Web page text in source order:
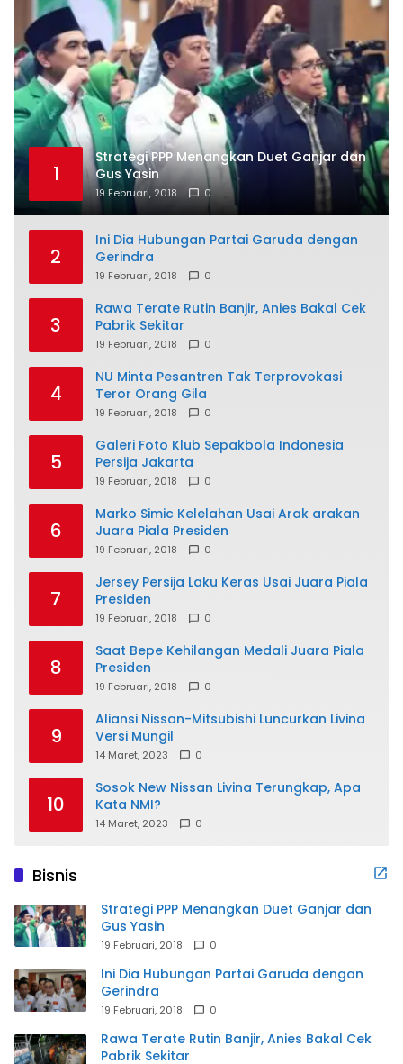
1
Strategi PPP Menangkan Duet Ganjar dan
Gus Yasin
19 Februari, 2018 0
2
Ini Dia Hubungan Partai Garuda dengan
Gerindra
19 Februari, 2018 0
3
Rawa Terate Rutin Banjir, Anies Bakal Cek
Pabrik Sekitar
19 Februari, 2018 0
4
NU Minta Pesantren Tak Terprovokasi
Teror Orang Gila
19 Februari, 2018 0
5
Galeri Foto Klub Sepakbola Indonesia
Persija Jakarta
19 Februari, 2018 0
6
Marko Simic Kelelahan Usai Arak arakan
Juara Piala Presiden
19 Februari, 2018 0
7
Jersey Persija Laku Keras Usai Juara Piala
Presiden
19 Februari, 2018 0
8
Saat Bepe Kehilangan Medali Juara Piala
Presiden
19 Februari, 2018 0
9
Aliansi Nissan-Mitsubishi Luncurkan Livina
Versi Mungil
14 Maret, 2023 0
10
Sosok New Nissan Livina Terungkap, Apa
Kata NMI?
14 Maret, 2023 0
Bisnis
Strategi PPP Menangkan Duet Ganjar dan
Gus Yasin
19 Februari, 2018 0
Ini Dia Hubungan Partai Garuda dengan
Gerindra
19 Februari, 2018 0
Rawa Terate Rutin Banjir, Anies Bakal Cek
Pabrik Sekitar